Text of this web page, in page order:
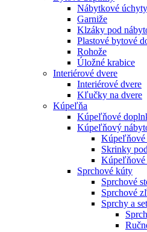
Nábytkové úchyty
Garniže
Klzáky pod
Plastové bytové
Rohože
Úložné krabice
Interiérové dvere
Interiérové dvere
Kľučky na dvere
Kúpeľňa
Kúpeľňové
Kúpeľňový
Kúpeľňové
Skrinky
Kúpeľňové
Sprchové kúty
Sprchové
Sprchové
Sprchy a